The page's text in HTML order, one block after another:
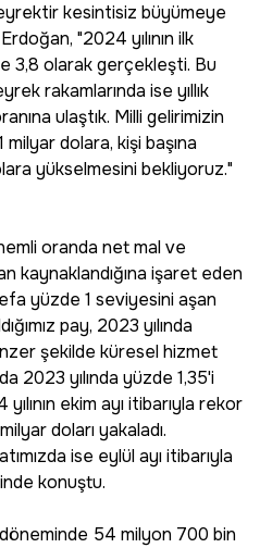
kesintisiz büyümeye
"2024 yılının ilk
3,8 olarak gerçekleşti. Bu
rakamlarında ise yıllık
ulaştık. Milli gelirimizin
dolara, kişi başına
yükselmesini bekliyoruz."
oranda net mal ve
kaynaklandığına işaret eden
yüzde 1 seviyesini aşan
pay, 2023 yılında
şekilde küresel hizmet
2023 yılında yüzde 1,35'i
ekim ayı itibarıyla rekor
doları yakaladı.
ise eylül ayı itibarıyla
konuştu.
54 milyon 700 bin